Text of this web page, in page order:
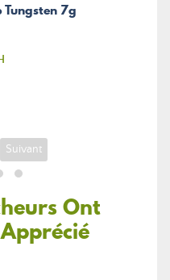
Tungsten 7g
Suivant
Ont